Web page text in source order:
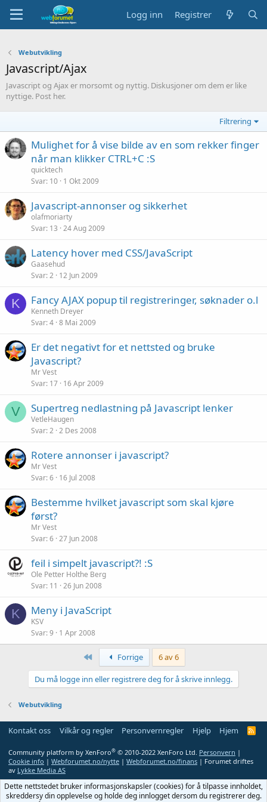
Logg inn Registrer
Webutvikling
Javascript/Ajax
Javascript og Ajax er morsomt og nyttig. Diskusjoner om dem er like
nyttige. Post her.
Filtrering
Mulighet for å vise bilde av en som rekker finger
når man klikker CTRL+C :S
quicktech
Svar 10 1 Okt 2009
Javascript-annonser og sikkerhet
olafmoriarty
Svar 13 24 Aug 2009
Latency hover med CSS/JavaScript
Gaasehud
Svar 2 12 Jun 2009
K Fancy AJAX popup til registreringer, søknader o.l
Kenneth Dreyer
Svar 4 8 Mai 2009
Er det negativt for et nettsted og bruke
Javascript?
Mr Vest
Svar 17 16 Apr 2009
V Supertreg nedlastning på Javascript lenker
VetleHaugen
Svar 2 2 Des 2008
Rotere annonser i javascript?
Mr Vest
Svar 6 16 Jul 2008
Bestemme hvilket javascript som skal kjøre
først?
Mr Vest
Svar 6 27 Jun 2008
feil i simpelt javascript?! :S
Ole Petter Holthe Berg
Svar 11 26 Jun 2008
K Meny i JavaScript
KSV
Svar 9 1 Apr 2008
Først Forrige 6 av 6
Du må logge inn eller registrere deg for å skrive innlegg.
Webutvikling
Kontakt oss Vilkår og regler Personvernregler Hjelp Hjem
R
Community platform by XenForo® © 2010-2022 XenForo Ltd. Personvern |
Cookie info | Webforumet.no/nytte | Webforumet.no/finans | Forumet driftes
av Lykke Media AS
Dette nettstedet bruker informasjonskapsler (cookies) for å tilpasse innholdet,
skreddersy din opplevelse og holde deg innlogget dersom du registrerer deg.